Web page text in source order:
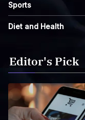
Sports
Diet and Health
Editor's Pick